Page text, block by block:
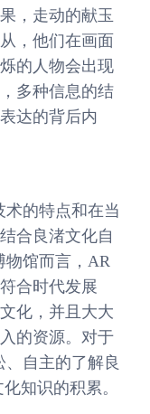
，走动的献玉
，他们在画面
的人物会出现
多种信息的结
达的背后内
的特点和在当
合良渚文化自
物馆而言，AR
合时代发展
化，并且大大
的资源。对于
自主的了解良
知识的积累。